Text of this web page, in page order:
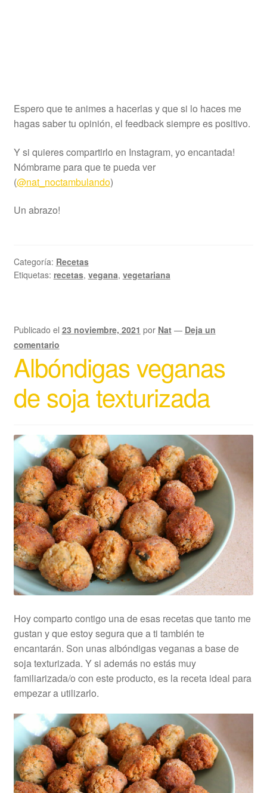
Espero que te animes a hacerlas y que si lo haces me
hagas saber tu opinión, el feedback siempre es positivo.
Y si quieres compartirlo en Instagram, yo encantada!
Nómbrame para que te pueda ver
(@nat_noctambulando)
Un abrazo!
Categoría: Recetas
Etiquetas: recetas, vegana, vegetariana
Publicado el 23 noviembre, 2021 por Nat — Deja un
comentario
Albóndigas veganas
de soja texturizada
Hoy comparto contigo una de esas recetas que tanto me
gustan y que estoy segura que a ti también te
encantarán. Son unas albóndigas veganas a base de
soja texturizada. Y si además no estás muy
familiarizada/o con este producto, es la receta ideal para
empezar a utilizarlo.